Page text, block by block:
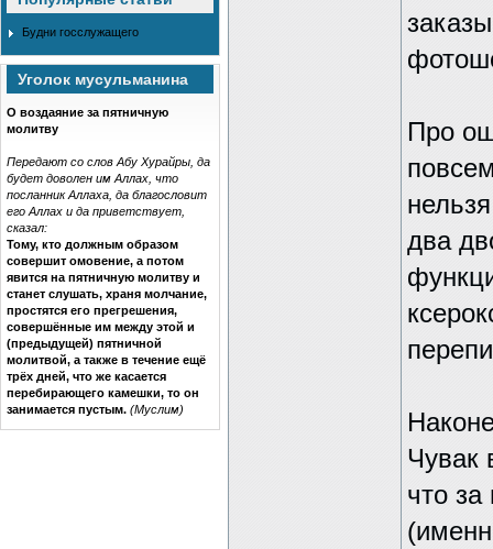
Будни госслужащего
Уголок мусульманина
О воздаяние за пятничную
молитву
Передают со слов Абу Хурайры, да
будет доволен им Аллах, что
посланник Аллаха, да благословит
его Аллах и да приветствует,
сказал:
Тому, кто должным образом
совершит омовение, а потом
явится на пятничную молитву и
станет слушать, храня молчание,
простятся его прегрешения,
совершённые им между этой и
(предыдущей) пятничной
молитвой, а также в течение ещё
трёх дней, что же касается
перебирающего камешки, то он
занимается пустым. (Муслим)
Про
два
Чувак
что за